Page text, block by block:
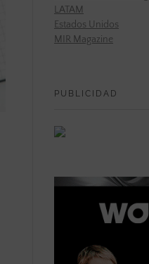
LATAM
Estados Unidos
MIR Magazine
PUBLICIDAD